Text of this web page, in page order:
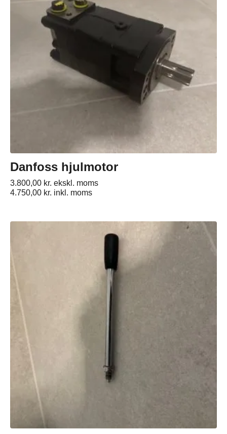
Danfoss hjulmotor
3.800,00 kr. ekskl. moms
4.750,00 kr. inkl. moms